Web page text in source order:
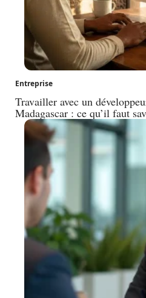
Entreprise
Travailler avec un
Madagascar : ce qu’il faut